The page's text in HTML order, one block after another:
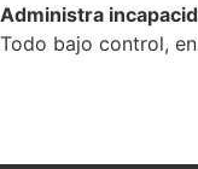
Administra
Todo bajo control,